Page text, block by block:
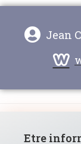
Etre
Jean